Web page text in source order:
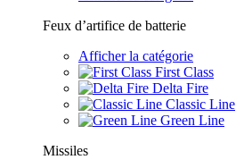
Feux d’artifice de batterie
Afficher la catégorie
First Class
Delta Fire
Classic Line
Green Line
Missiles